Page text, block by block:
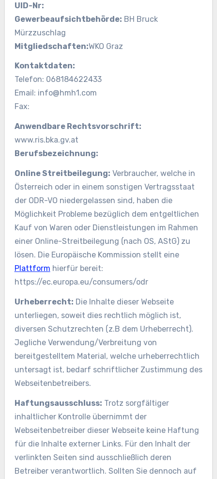
UID-Nr:
Gewerbeaufsichtbehörde: BH Bruck
Mürzzuschlag
Mitgliedschaften:WKO Graz
Kontaktdaten:
Telefon: 068184622433
Email: info@hmh1.com
Fax:
Anwendbare Rechtsvorschrift:
www.ris.bka.gv.at
Berufsbezeichnung:
Online Streitbeilegung: Verbraucher, welche in
Österreich oder in einem sonstigen Vertragsstaat
der ODR-VO niedergelassen sind, haben die
Möglichkeit Probleme bezüglich dem entgeltlichen
Kauf von Waren oder Dienstleistungen im Rahmen
einer Online-Streitbeilegung (nach OS, AStG) zu
lösen. Die Europäische Kommission stellt eine
Plattform hierfür bereit:
https://ec.europa.eu/consumers/odr
Urheberrecht: Die Inhalte dieser Webseite
unterliegen, soweit dies rechtlich möglich ist,
diversen Schutzrechten (z.B dem Urheberrecht).
Jegliche Verwendung/Verbreitung von
bereitgestelltem Material, welche urheberrechtlich
untersagt ist, bedarf schriftlicher Zustimmung des
Webseitenbetreibers.
Haftungsausschluss: Trotz sorgfältiger
inhaltlicher Kontrolle übernimmt der
Webseitenbetreiber dieser Webseite keine Haftung
für die Inhalte externer Links. Für den Inhalt der
verlinkten Seiten sind ausschließlich deren
Betreiber verantwortlich. Sollten Sie dennoch auf